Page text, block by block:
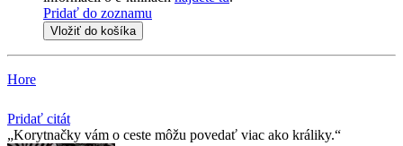
Pridať do zoznamu
Vložiť do košíka
Hore
Pridať citát
Korytnačky vám o ceste môžu povedať viac ako králiky.